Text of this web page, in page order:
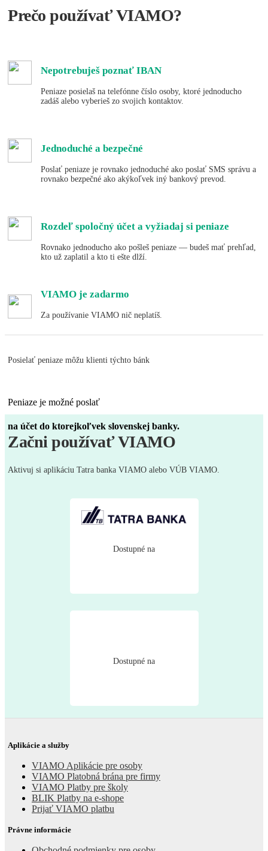
Prečo používať VIAMO?
Nepotrebuješ poznať IBAN
Peniaze posielaš na telefónne číslo osoby, ktoré jednoducho
zadáš alebo vyberieš zo svojich kontaktov.
Jednoduché a bezpečné
Poslať peniaze je rovnako jednoduché ako poslať SMS správu a
rovnako bezpečné ako akýkoľvek iný bankový prevod.
Rozdeľ spoločný účet a vyžiadaj si peniaze
Rovnako jednoducho ako pošleš peniaze — budeš mať prehľad,
kto už zaplatil a kto ti ešte dlží.
VIAMO je zadarmo
Za používanie VIAMO nič neplatíš.
Posielať peniaze môžu klienti týchto bánk
Peniaze je možné poslať
na účet do ktorejkoľvek slovenskej banky.
aj na telefónne číslo, ktoré nie je registrované.
Začni používať VIAMO
Aktivuj si aplikáciu Tatra banka VIAMO alebo VÚB VIAMO.
Dostupné na
Dostupné na
Aplikácie a služby
VIAMO Aplikácie pre osoby
VIAMO Platobná brána pre firmy
VIAMO Platby pre školy
BLIK Platby na e-shope
Prijať VIAMO platbu
Právne informácie